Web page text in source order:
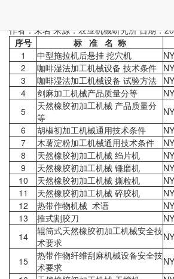
作者：未名 来源：农业机械研究所日期：
序号
标 准 名 称
1
中型拖拉机后悬挂 挖穴机
2
咖啡湿法加工机械设备 技术条件
3
咖啡湿法加工机械设备 试验方法
4
剑麻加工机械产品质量分等
5
天然橡胶初加工机械 产品质量分
等
6
胡椒初加工机械通用技术条件
7
木薯淀粉加工机械通用技术条件
8
天然橡胶初加工机械 绉片机
9
天然橡胶初加工机械 锤磨机
10
天然橡胶初加工机械 撕粒机
11
天然橡胶初加工机械 碎胶机
12
热带作物机械 术语
13
推式割胶刀
14
辊筒式天然橡胶初加工机械安全技
术要求
15
热带作物纤维刮麻机械设备安全技
术要求